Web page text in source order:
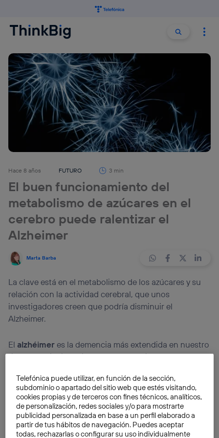
Buscar
Hace 8 años FUTURO 3 min
El buen funcionamiento del
metabolismo de azúcares en el
cerebro puede ralentizar el
Alzheimer
Marta Barba
La clave está en el metabolismo de los azúcares y su
relación con la actividad cerebral, que unos
investigadores creen que podría disminuir el
Alzheimer.
El alzhéimeres la demencia más extendida en nuestro
tiempo. Su incidencia entre la población cada vez es
de la Salud (OMS)estima que se triplicará en las
próximas décadas, llegando a afectar a152 millones
de personas en 2050.
Laaparición de esta enfermedadimplica la pérdida
Telefónica puede utilizar, en función de la sección,
subdominio o apartado del sitio web que estés visitando,
cookies propias y de terceros con fines técnicos, analíticos,
de personalización, redes sociales y/o para mostrarte
publicidad personalizada en base a un perfil elaborado a
partir de tus hábitos de navegación. Puedes aceptar
todas, rechazarlas o configurar su uso individualmente